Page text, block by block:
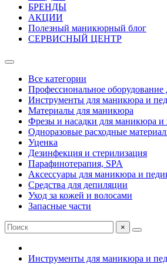
БРЕНДЫ
АКЦИИ
Полезный маникюрный блог
СЕРВИСНЫЙ ЦЕНТР
Все категории
Профессиональное
Инструменты для маникюра и
Материалы для маникюра
Фрезы и насадки для маникюра и
Одноразовые расходные
Уценка
Дезинфекция и стерилизация
Парафинотерапия, SPA
Аксессуары для маникюра и
Средства для депиляции
Уход за кожей и волосами
Запасные части
×
Инструменты для маникюра и